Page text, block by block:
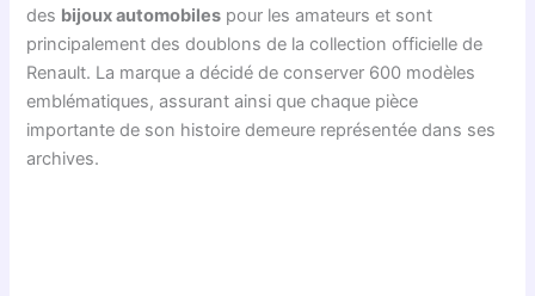
des bijoux automobiles pour les amateurs et sont
principalement des doublons de la collection officielle de
Renault. La marque a décidé de conserver 600 modèles
emblématiques, assurant ainsi que chaque pièce
importante de son histoire demeure représentée dans ses
archives.